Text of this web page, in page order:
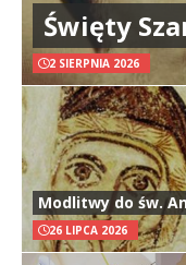
Święty
2 SIERPNIA 2026
Modlitwy do św.
26 LIPCA 2026